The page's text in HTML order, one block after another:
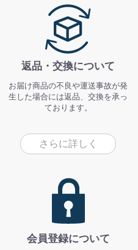
返品・交換について
お届け商品の不良や運送事故が発
生した場合には返品、交換を承っ
ております。
さらに詳しく
会員登録について